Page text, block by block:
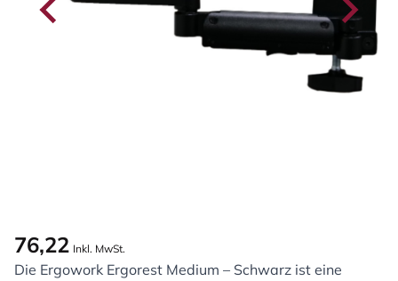
76,22 Inkl. MwSt.
Die Ergowork Ergorest Medium – Schwarz ist eine